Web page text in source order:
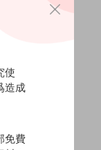
使
造成
免費